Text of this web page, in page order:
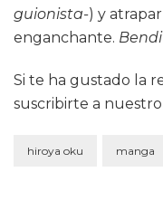
guionista-) y
enganchante.
Si te ha gustado la
suscribirte a
hiroya oku manga